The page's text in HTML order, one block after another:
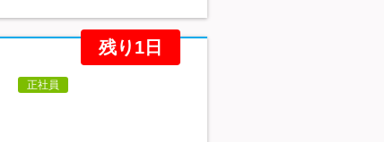
残り1日
正社員